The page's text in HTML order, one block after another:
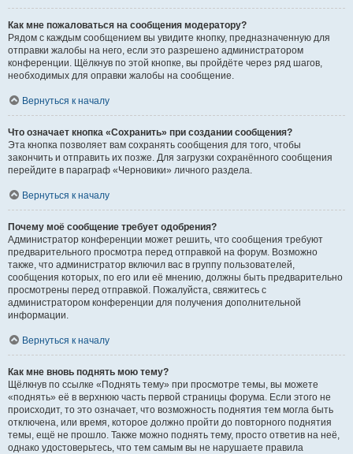
Как мне пожаловаться на сообщения модератору?
Рядом с каждым сообщением вы увидите кнопку, предназначенную для
отправки жалобы на него, если это разрешено администратором
конференции. Щёлкнув по этой кнопке, вы пройдёте через ряд шагов,
необходимых для оправки жалобы на сообщение.
Вернуться к началу
Что означает кнопка «Сохранить» при создании сообщения?
Эта кнопка позволяет вам сохранять сообщения для того, чтобы
закончить и отправить их позже. Для загрузки сохранённого сообщения
перейдите в параграф «Черновики» личного раздела.
Вернуться к началу
Почему моё сообщение требует одобрения?
Администратор конференции может решить, что сообщения требуют
предварительного просмотра перед отправкой на форум. Возможно
также, что администратор включил вас в группу пользователей,
сообщения которых, по его или её мнению, должны быть предварительно
просмотрены перед отправкой. Пожалуйста, свяжитесь с
администратором конференции для получения дополнительной
информации.
Вернуться к началу
Как мне вновь поднять мою тему?
Щёлкнув по ссылке «Поднять тему» при просмотре темы, вы можете
«поднять» её в верхнюю часть первой страницы форума. Если этого не
происходит, то это означает, что возможность поднятия тем могла быть
отключена, или время, которое должно пройти до повторного поднятия
темы, ещё не прошло. Также можно поднять тему, просто ответив на неё,
однако удостоверьтесь, что тем самым вы не нарушаете правила